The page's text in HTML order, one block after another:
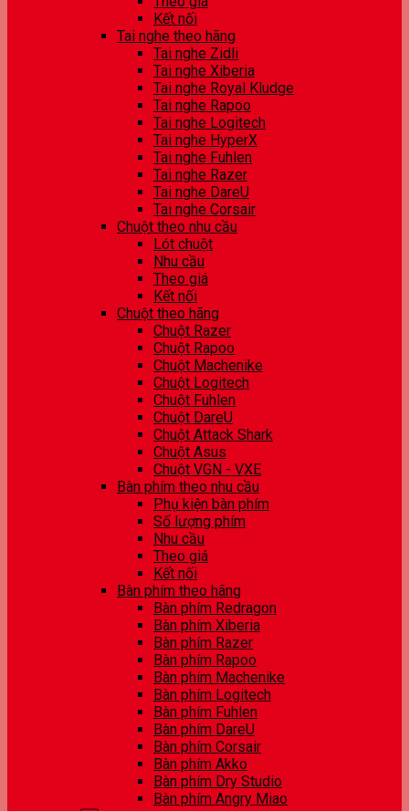
Kết nối
Tai nghe theo hãng
Tai nghe Zidli
Tai nghe Xiberia
Tai nghe Royal Kludge
Tai nghe Rapoo
Tai nghe Logitech
Tai nghe HyperX
Tai nghe Fuhlen
Tai nghe Razer
Tai nghe DareU
Tai nghe Corsair
Chuột theo nhu cầu
Lót chuột
Nhu cầu
Theo giá
Kết nối
Chuột theo hãng
Chuột Razer
Chuột Rapoo
Chuột Machenike
Chuột Logitech
Chuột Fuhlen
Chuột DareU
Chuột Attack Shark
Chuột Asus
Chuột VGN - VXE
Bàn phím theo nhu cầu
Phụ kiện bàn phím
Số lượng phím
Nhu cầu
Theo giá
Kết nối
Bàn phím theo hãng
Bàn phím Redragon
Bàn phím Xiberia
Bàn phím Razer
Bàn phím Rapoo
Bàn phím Machenike
Bàn phím Logitech
Bàn phím Fuhlen
Bàn phím DareU
Bàn phím Corsair
Bàn phím Akko
Bàn phím Dry Studio
Bàn phím Angry Miao